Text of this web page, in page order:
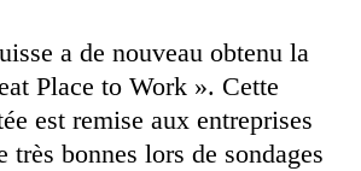
a de nouveau obtenu la
Place to Work ». Cette
est remise aux entreprises
très bonnes lors de sondages